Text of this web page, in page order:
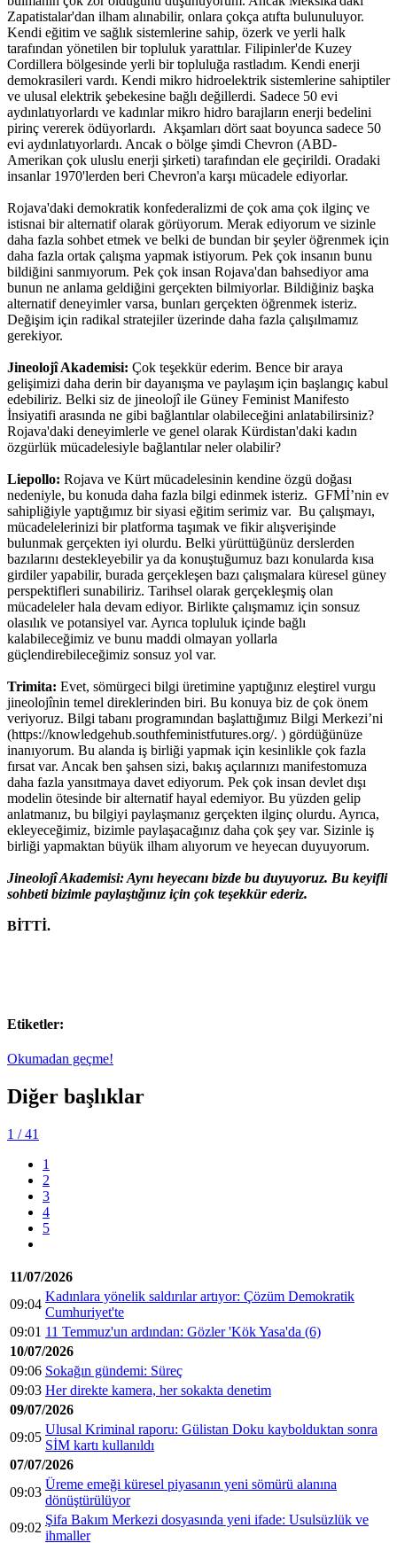
Zapatistalar'dan ilham alınabilir, onlara çokça atıfta bulunuluyor.
Kendi eğitim ve sağlık sistemlerine sahip, özerk ve yerli halk
tarafından yönetilen bir topluluk yarattılar. Filipinler'de Kuzey
Cordillera bölgesinde yerli bir topluluğa rastladım. Kendi enerji
demokrasileri vardı. Kendi mikro hidroelektrik sistemlerine sahiptiler
ve ulusal elektrik şebekesine bağlı değillerdi. Sadece 50 evi
aydınlatıyorlardı ve kadınlar mikro hidro barajların enerji bedelini
pirinç vererek ödüyorlardı. Akşamları dört saat boyunca sadece 50
evi aydınlatıyorlardı. Ancak o bölge şimdi Chevron (ABD-
Amerikan çok uluslu enerji şirketi) tarafından ele geçirildi. Oradaki
insanlar 1970'lerden beri Chevron'a karşı mücadele ediyorlar.
Rojava'daki demokratik konfederalizmi de çok ama çok ilginç ve
istisnai bir alternatif olarak görüyorum. Merak ediyorum ve sizinle
daha fazla sohbet etmek ve belki de bundan bir şeyler öğrenmek için
daha fazla ortak çalışma yapmak istiyorum. Pek çok insanın bunu
bildiğini sanmıyorum. Pek çok insan Rojava'dan bahsediyor ama
bunun ne anlama geldiğini gerçekten bilmiyorlar. Bildiğiniz başka
alternatif deneyimler varsa, bunları gerçekten öğrenmek isteriz.
Değişim için radikal stratejiler üzerinde daha fazla çalışılmamız
gerekiyor.
Jineolojî Akademisi: Çok teşekkür ederim. Bence bir araya
gelişimizi daha derin bir dayanışma ve paylaşım için başlangıç kabul
edebiliriz. Belki siz de jineolojî ile Güney Feminist Manifesto
İnsiyatifi arasında ne gibi bağlantılar olabileceğini anlatabilirsiniz?
Rojava'daki deneyimlerle ve genel olarak Kürdistan'daki kadın
özgürlük mücadelesiyle bağlantılar neler olabilir?
Liepollo: Rojava ve Kürt mücadelesinin kendine özgü doğası
nedeniyle, bu konuda daha fazla bilgi edinmek isteriz. GFMİ’nin ev
sahipliğiyle yaptığımız bir siyasi eğitim serimiz var. Bu çalışmayı,
mücadelelerinizi bir platforma taşımak ve fikir alışverişinde
bulunmak gerçekten iyi olurdu. Belki yürüttüğünüz derslerden
bazılarını destekleyebilir ya da konuştuğumuz bazı konularda kısa
girdiler yapabilir, burada gerçekleşen bazı çalışmalara küresel güney
perspektifleri sunabiliriz. Tarihsel olarak gerçekleşmiş olan
mücadeleler hala devam ediyor. Birlikte çalışmamız için sonsuz
olasılık ve potansiyel var. Ayrıca topluluk içinde bağlı
kalabileceğimiz ve bunu maddi olmayan yollarla
güçlendirebileceğimiz sonsuz yol var.
Trimita: Evet, sömürgeci bilgi üretimine yaptığınız eleştirel vurgu
jineolojînin temel direklerinden biri. Bu konuya biz de çok önem
veriyoruz. Bilgi tabanı programından başlattığımız Bilgi Merkezi’ni
(https://knowledgehub.southfeministfutures.org/. ) gördüğünüze
inanıyorum. Bu alanda iş birliği yapmak için kesinlikle çok fazla
fırsat var. Ancak ben şahsen sizi, bakış açılarınızı manifestomuza
daha fazla yansıtmaya davet ediyorum. Pek çok insan devlet dışı
modelin ötesinde bir alternatif hayal edemiyor. Bu yüzden gelip
anlatmanız, bu bilgiyi paylaşmanız gerçekten ilginç olurdu. Ayrıca,
ekleyeceğimiz, bizimle paylaşacağınız daha çok şey var. Sizinle iş
birliği yapmaktan büyük ilham alıyorum ve heyecan duyuyorum.
Jineolojî Akademisi: Aynı heyecanı bizde bu duyuyoruz. Bu keyifli
sohbeti bizimle paylaştığınız için çok teşekkür ederiz.
BİTTİ.
Etiketler:
Okumadan geçme!
Diğer başlıklar
1 / 41
1
2
3
4
5
11/07/2026
09:04
Kadınlara yönelik saldırılar artıyor: Çözüm Demokratik
Cumhuriyet'te
09:01 11 Temmuz'un ardından: Gözler 'Kök Yasa'da (6)
10/07/2026
09:06 Sokağın gündemi: Süreç
09:03 Her direkte kamera, her sokakta denetim
09/07/2026
09:05
Ulusal Kriminal raporu: Gülistan Doku kaybolduktan sonra
SİM kartı kullanıldı
07/07/2026
09:03
Üreme emeği küresel piyasanın yeni sömürü alanına
dönüştürülüyor
09:02
Şifa Bakım Merkezi dosyasında yeni ifade: Usulsüzlük ve
ihmaller